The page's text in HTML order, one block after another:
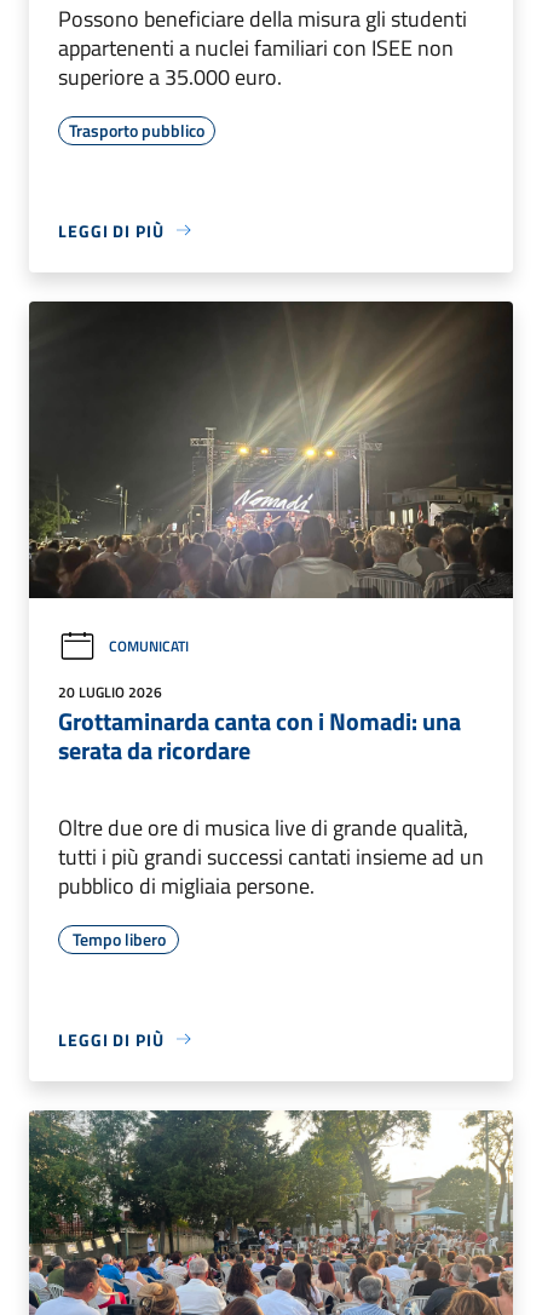
Possono beneficiare della misura gli studenti
appartenenti a nuclei familiari con ISEE non
superiore a 35.000 euro.
Trasporto pubblico
LEGGI DI PIÙ
COMUNICATI
20 LUGLIO 2026
Grottaminarda canta con i Nomadi: una
serata da ricordare
Oltre due ore di musica live di grande qualità,
tutti i più grandi successi cantati insieme ad un
pubblico di migliaia persone.
Tempo libero
LEGGI DI PIÙ